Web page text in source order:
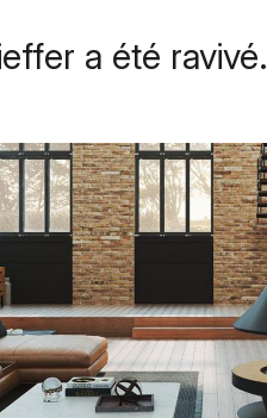
a été ravivé.